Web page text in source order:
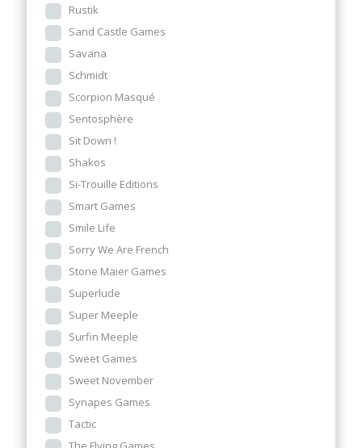
Rustik
Sand Castle Games
Savana
Schmidt
Scorpion Masqué
Sentosphère
Sit Down !
Shakos
Si-Trouille Editions
Smart Games
Smile Life
Sorry We Are French
Stone Maier Games
Superlude
Super Meeple
Surfin Meeple
Sweet Games
Sweet November
Synapes Games
Tactic